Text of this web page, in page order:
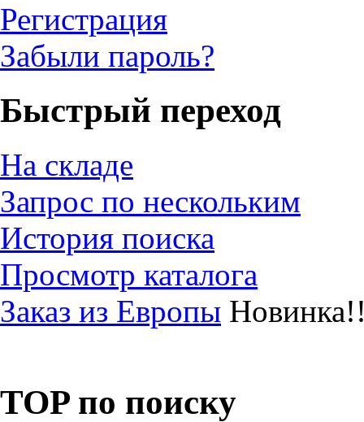
Регистрация
Забыли пароль?
Быстрый переход
На складе
Запрос по нескольким
История поиска
Просмотр каталога
Заказ из Европы
TOP по поиску